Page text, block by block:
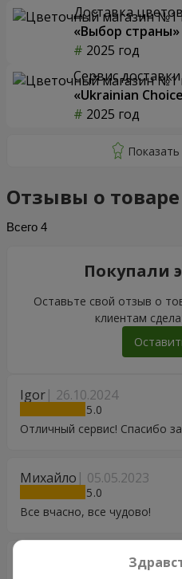
Доставка
«Выбор страны»
2025 год
Сервис
«Ukrainian
2025 год
Отзывы о товаре
Всего 4
Igor 26.10.2024
5
Отличный сервис! Спасибо
Михайло 05.05.2023
5
Все вчасно, все чудово!
16.05.2022
Покупали
Оставьте свой отзыв о
клиентам